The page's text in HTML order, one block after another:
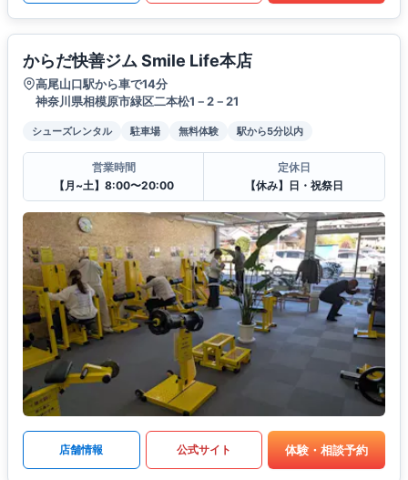
からだ快善ジム Smile Life本店
高尾山口駅から車で14分
神奈川県相模原市緑区二本松1－2－21
シューズレンタル 駐車場 無料体験 駅から5分以内
営業時間
【月~土】8:00〜20:00
定休日
【休み】日・祝祭日
店舗情報 公式サイト 体験・相談予約